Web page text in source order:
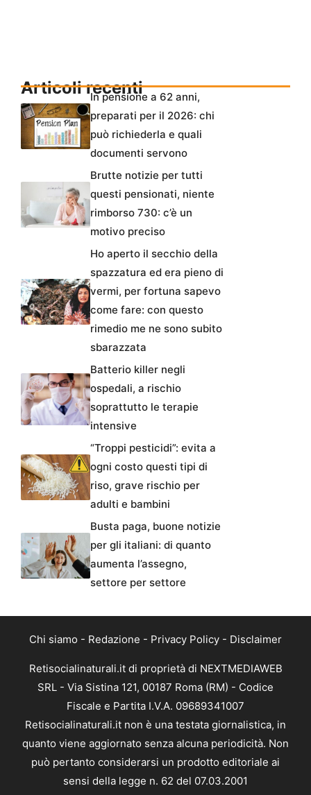
Articoli recentiIn pensione a 62 anni,
preparati per il 2026: chi
può richiederla e quali
documenti servono
Brutte notizie per tutti
questi pensionati, niente
rimborso 730: c’è un
motivo preciso
Ho aperto il secchio della
spazzatura ed era pieno di
vermi, per fortuna sapevo
come fare: con questo
rimedio me ne sono subito
sbarazzata
Batterio killer negli
ospedali, a rischio
soprattutto le terapie
intensive
“Troppi pesticidi”: evita a
ogni costo questi tipi di
riso, grave rischio per
adulti e bambini
Busta paga, buone notizie
per gli italiani: di quanto
aumenta l’assegno,
settore per settore
Chi siamo - Redazione - Privacy Policy - Disclaimer
Retisocialinaturali.it di proprietà di NEXTMEDIAWEB
SRL - Via Sistina 121, 00187 Roma (RM) - Codice
Fiscale e Partita I.V.A. 09689341007
Retisocialinaturali.it non è una testata giornalistica, in
quanto viene aggiornato senza alcuna periodicità. Non
può pertanto considerarsi un prodotto editoriale ai
sensi della legge n. 62 del 07.03.2001